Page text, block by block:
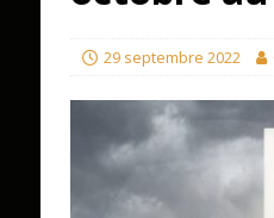
29 septembre 2022